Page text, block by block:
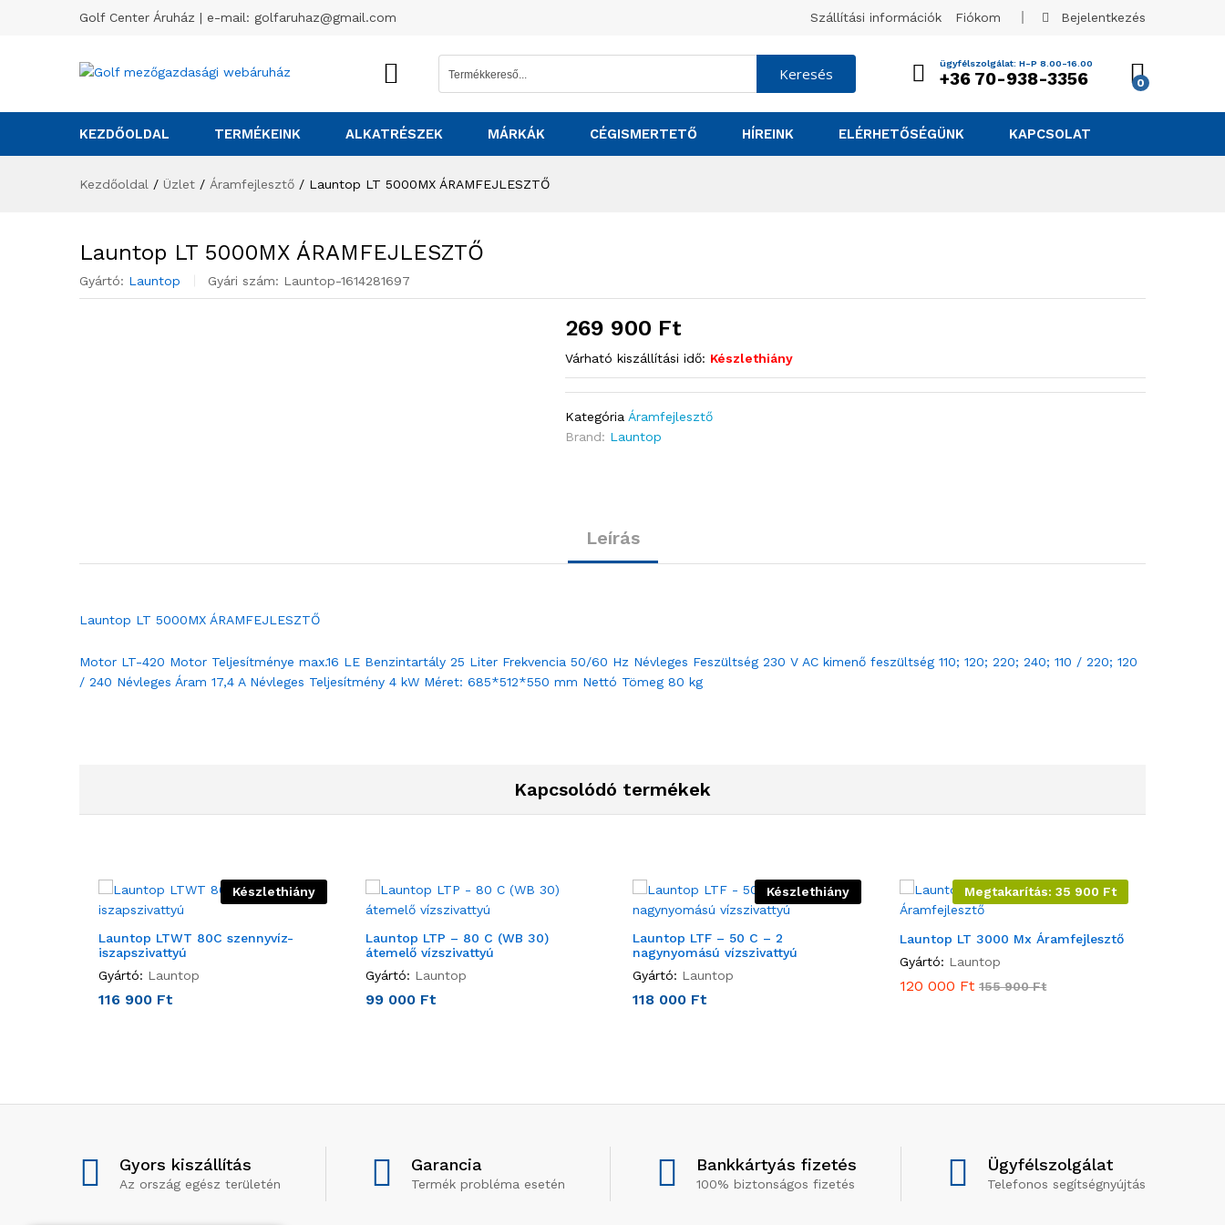
Golf Center Áruház | e-mail: golfaruhaz@gmail.com Szállítási információk Fiókom Bejelentkezés
Keresés
ügyfélszolgálat: H-P 8.00-16.00
+36 70-938-3356 0
KEZDŐOLDAL TERMÉKEINK ALKATRÉSZEK MÁRKÁK CÉGISMERTETŐ HÍREINK ELÉRHETŐSÉGÜNK KAPCSOLAT
Kezdőoldal / Üzlet / Áramfejlesztő / Launtop LT 5000MX ÁRAMFEJLESZTŐ
Launtop LT 5000MX ÁRAMFEJLESZTŐ
Gyártó: Launtop Gyári szám: Launtop-1614281697
269 900 Ft
Várható kiszállítási idő: Készlethiány
Kategória Áramfejlesztő
Brand: Launtop
Leírás
Launtop LT 5000MX ÁRAMFEJLESZTŐ
Motor LT-420 Motor Teljesítménye max.16 LE Benzintartály 25 Liter Frekvencia 50/60 Hz Névleges Feszültség 230 V AC kimenő feszültség 110; 120; 220; 240; 110 / 220; 120
/ 240 Névleges Áram 17,4 A Névleges Teljesítmény 4 kW Méret: 685*512*550 mm Nettó Tömeg 80 kg
Kapcsolódó termékek
Készlethiány
Launtop LTWT 80C szennyvíz-
iszapszivattyú
Gyártó: Launtop
116 900 Ft
Launtop LTP – 80 C (WB 30)
átemelő vízszivattyú
Gyártó: Launtop
99 000 Ft
Készlethiány
Launtop LTF – 50 C – 2
nagynyomású vízszivattyú
Gyártó: Launtop
118 000 Ft
Megtakarítás: 35 900 Ft
Launtop LT 3000 Mx Áramfejlesztő
Gyártó: Launtop
120 000 Ft 155 900Ft
Gyors kiszállítás
Az ország egész területén
Garancia
Termék probléma esetén
Bankkártyás fizetés
100% biztonságos fizetés
Ügyfélszolgálat
Telefonos segítségnyújtás